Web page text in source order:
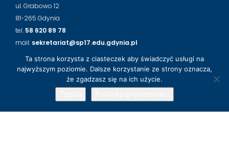
ul. Grabowo 12
81-265 Gdynia
tel. 58 620 89 78
mail: sekretariat@sp17.edu.gdynia.pl
NASZ FACEBOOK
Ta strona korzysta z ciasteczek aby świadczyć usługi na
najwyższym poziomie. Dalsze korzystanie ze strony oznacza,
że zgadzasz się na ich użycie.